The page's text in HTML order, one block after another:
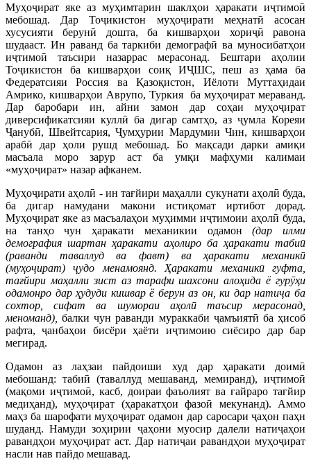
Муҳоҷират яке аз муҳимтарин шаклҳои ҳаракати иҷтимоӣ
мебошад. Дар Тоҷикистон муҳоҷирати меҳнатӣ асосан
хусусияти берунӣ дошта, ба кишварҳои хориҷӣ равона
шудааст. Ин раванд ба таркиби демографӣ ва муносибатҳои
иҷтимоӣ таъсири назаррас мерасонад. Бештари аҳолии
Тоҷикистон ба кишварҳои соиқ ИҶШС, пеш аз ҳама ба
Федератсияи Россия ва Қазоқистон, Иёлоти Муттаҳидаи
Амрико, кишварҳои Аврупо, Туркия ба муҳоҷират мераванд.
Дар баробари ин, айни замон дар соҳаи муҳоҷират
диверсификатсияи куллӣ ба дигар самтҳо, аз ҷумла Кореяи
Ҷанубӣ, Швейтсария, Ҷумҳурии Мардумии Чин, кишварҳои
арабӣ дар ҳоли рушд мебошад. Бо мақсади дарки амиқи
масъала моро зарур аст ба умқи мафҳуми калимаи
«муҳоҷират» назар афканем.
Муҳоҷирати аҳолӣ - ин тағйири маҳалли сукунати аҳолӣ буда,
ба дигар намудани макони истиқомат иртибот дорад.
Муҳоҷират яке аз масъалаҳои муҳимми иҷтимоии аҳолӣ буда,
на танҳо чун ҳаракати механикии одамон(дар илми
демография шартан ҳаракати аҳолиро ба ҳаракати табиӣ
(раванди таваллуд ва фавт) ва ҳаракати механикӣ
(муҳоҷират) ҷудо менамоянд. Ҳаракати механикӣ гуфта,
тағйири маҳалли зист аз тарафи шахсони алоҳида ё гурӯҳи
одамонро дар ҳудуди кишвар ё берун аз он, ки дар натиҷа ба
сохтор, сифат ва шумораи аҳолӣ таъсир мерасонад,
меноманд), балки чун раванди мураккаби ҷамъиятӣ ба ҳисоб
рафта, ҷанбаҳои бисёри ҳаёти иҷтимоию сиёсиро дар бар
мегирад.
Одамон аз лаҳзаи пайдоиши худ дар ҳаракати доимӣ
мебошанд: табиӣ (таваллуд мешаванд, мемиранд), иҷтимоӣ
(мақоми иҷтимоӣ, касб, доираи фаъолият ва ғайраро тағйир
медиҳанд), муҳоҷират (ҳаракатҳои фазоӣ мекунанд). Аммо
маҳз ба шарофати муҳоҷират одамон дар саросари ҷаҳон паҳн
шуданд. Намуди зоҳирии ҷаҳони муосир далели натиҷаҳои
равандҳои муҳоҷират аст. Дар натиҷаи равандҳои муҳоҷират
насли нав пайдо мешавад.